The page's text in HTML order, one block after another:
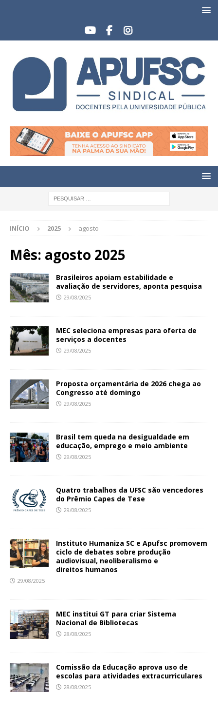
INÍCIO 2025 agosto
Mês: agosto 2025
Brasileiros apoiam estabilidade e
avaliação de servidores, aponta pesquisa
29/08/2025
MEC seleciona empresas para oferta de
serviços a docentes
29/08/2025
Proposta orçamentária de 2026 chega ao
Congresso até domingo
29/08/2025
Brasil tem queda na desigualdade em
educação, emprego e meio ambiente
29/08/2025
Quatro trabalhos da UFSC são vencedores
do Prêmio Capes de Tese
29/08/2025
Instituto Humaniza SC e Apufsc promovem
ciclo de debates sobre produção
audiovisual, neoliberalismo e
direitos humanos
29/08/2025
MEC institui GT para criar Sistema
Nacional de Bibliotecas
28/08/2025
Comissão da Educação aprova uso de
escolas para atividades extracurriculares
28/08/2025